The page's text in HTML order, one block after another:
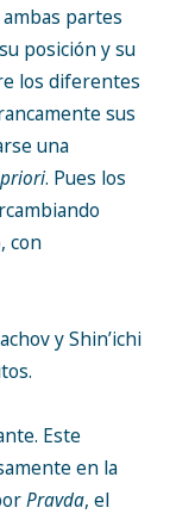
partes
posición y su
los diferentes
sus
una
. Pues los
con
y Shin’ichi
Este
en la
Pravda, el